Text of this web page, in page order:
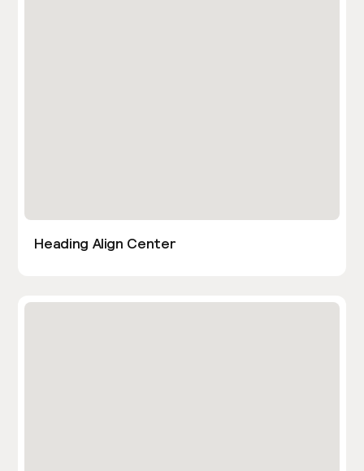
Heading Align Center